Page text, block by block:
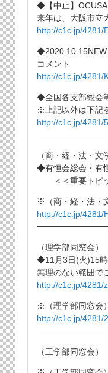
◆【中止】
来年は、大阪市立
http://c1c.jp/4281/
◆2020.10.15NEW
コメント
http://c1c.jp/4281/
◆全国各支部総会
※上記以外は下記
http://c1c.jp/4281/
（商・経・法・
◆有恒会総会・有
＜＜重要トピッ
※（商・経・法・
http://c1c.jp/4281/
（理学部同窓会）
◆11月3日(火)15時
無理のない範囲で
http://c1c.jp/4281/
※（理学部同窓会
http://c1c.jp/4281/
（工学部同窓会）